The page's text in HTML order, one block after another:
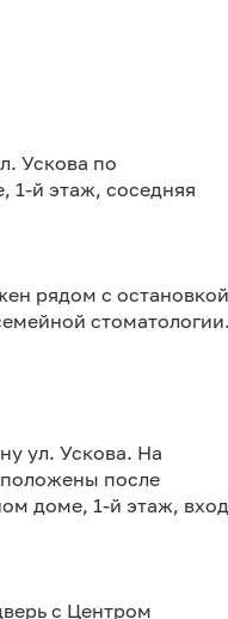
Ускова по
1-й этаж, соседняя
рядом с
стоматологии.
ул. Ускова. На
после
доме, 1-й этаж, вход
с Центром